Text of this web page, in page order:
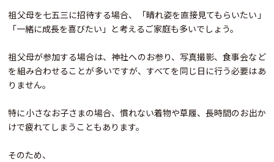
祖父母を七五三に招待する場合、「晴れ姿を直接見てもらいたい」
「一緒に成長を喜びたい」と考えるご家庭も多いでしょう。
祖父母が参加する場合は、神社へのお参り、写真撮影、食事会など
を組み合わせることが多いですが、すべてを同じ日に行う必要はあ
りません。
特に小さなお子さまの場合、慣れない着物や草履、長時間のお出か
けで疲れてしまうこともあります。
そのため、